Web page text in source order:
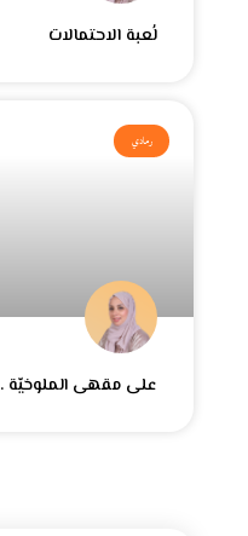
لُعبة الاحتمالات
رمادي
على مقهى الملوخيّة